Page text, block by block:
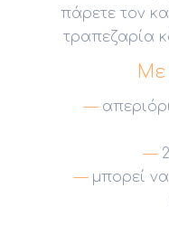
πάρετε τον
τραπεζαρία
Με
μπορεί